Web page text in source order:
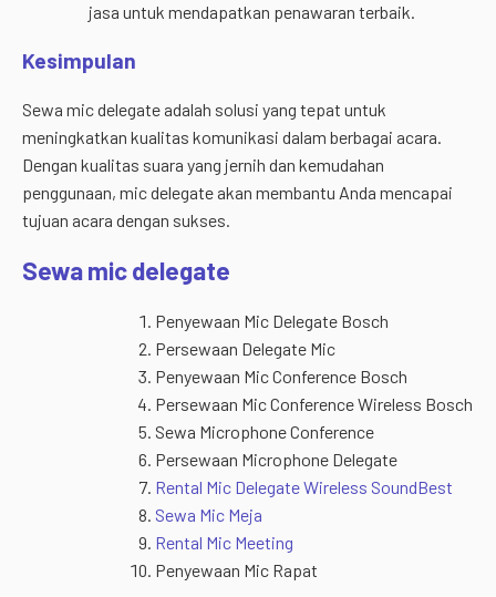
jasa untuk mendapatkan penawaran terbaik.
Kesimpulan
Sewa mic delegate adalah solusi yang tepat untuk
meningkatkan kualitas komunikasi dalam berbagai acara.
Dengan kualitas suara yang jernih dan kemudahan
penggunaan, mic delegate akan membantu Anda mencapai
tujuan acara dengan sukses.
Sewa mic delegate
Penyewaan Mic Delegate Bosch
Persewaan Delegate Mic
Penyewaan Mic Conference Bosch
Persewaan Mic Conference Wireless Bosch
Sewa Microphone Conference
Persewaan Microphone Delegate
Rental Mic Delegate Wireless SoundBest
Sewa Mic Meja
Rental Mic Meeting
Penyewaan Mic Rapat